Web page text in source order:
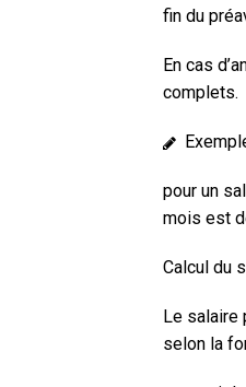
fin du
En cas
complets.
pour un
mois est
Calcul du
Le salaire
selon la